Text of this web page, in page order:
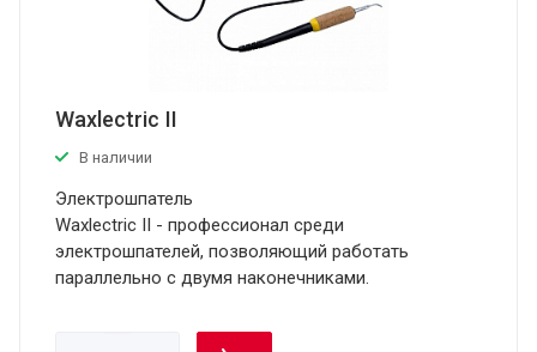
Waxlectric II
В наличии
Электрошпатель
Waxlectric II - профессионал среди
электрошпателей, позволяющий работать
параллельно с двумя наконечниками.